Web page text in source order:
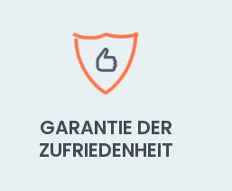
GARANTIE DER
ZUFRIEDENHEIT